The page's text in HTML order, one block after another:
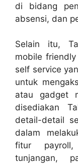
di bidang
absensi, dan
Selain itu,
mobile
self service
untuk
atau gadget
disediakan
detail-detail
dalam
fitur
tunjangan,